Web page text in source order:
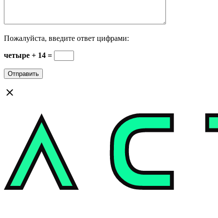
Пожалуйста, введите ответ цифрами:
четыре + 14 =